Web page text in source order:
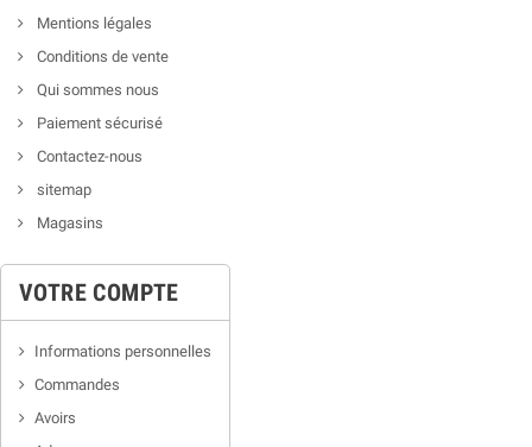
Mentions légales
Conditions de vente
Qui sommes nous
Paiement sécurisé
Contactez-nous
sitemap
Magasins
VOTRE COMPTE
Informations personnelles
Commandes
Avoirs